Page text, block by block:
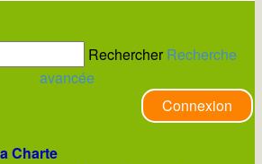
Rechercher Recherche
avancée
Connexion
Charte